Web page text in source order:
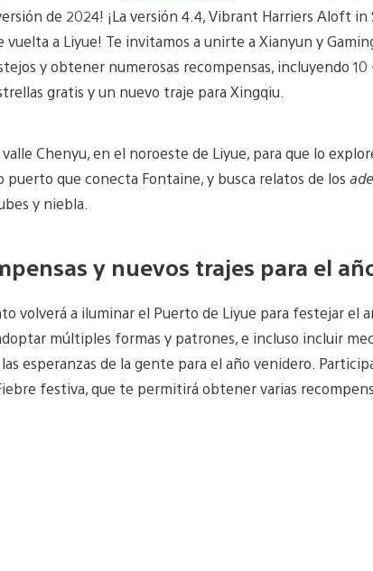
de 2024! ¡La versión 4.4, Vibrant Harriers Aloft in
vuelta a Liyue! Te invitamos a unirte a Xianyun y
y obtener numerosas recompensas, incluyendo
gratis y un nuevo traje para Xingqiu.
Chenyu, en el noroeste de Liyue, para que lo
puerto que conecta Fontaine, y busca relatos de los
y niebla.
y nuevos trajes para el
volverá a iluminar el Puerto de Liyue para festejar el
múltiples formas y patrones, e incluso incluir
esperanzas de la gente para el año venidero.
festiva, que te permitirá obtener varias